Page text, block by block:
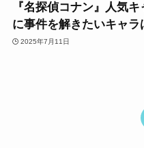
『名探偵コナン』人気
に事件を解きたいキャラ
2025年7月11日